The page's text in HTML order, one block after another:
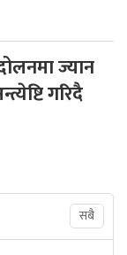
ज्यान
गरिदै
सबै